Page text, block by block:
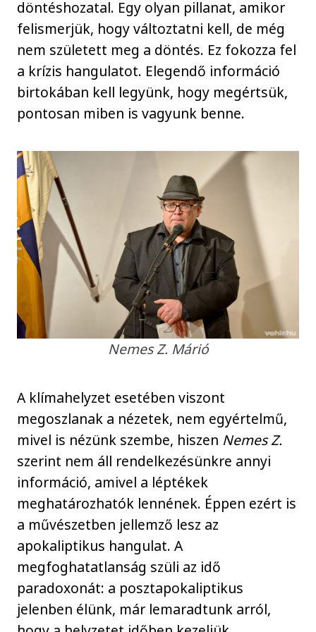
döntéshozatal. Egy olyan pillanat, amikor
felismerjük, hogy változtatni kell, de még
nem született meg a döntés. Ez fokozza fel
a krízis hangulatot. Elegendő információ
birtokában kell legyünk, hogy megértsük,
pontosan miben is vagyunk benne.
Nemes Z. Márió
A klímahelyzet esetében viszont
megoszlanak a nézetek, nem egyértelmű,
mivel is nézünk szembe, hiszen Nemes Z.
szerint nem áll rendelkezésünkre annyi
információ, amivel a léptékek
meghatározhatók lennének. Éppen ezért is
a művészetben jellemző lesz az
apokaliptikus hangulat. A
megfoghatatlanság szüli az idő
paradoxonát: a posztapokaliptikus
jelenben élünk, már lemaradtunk arról,